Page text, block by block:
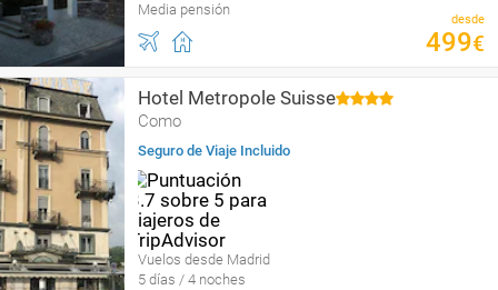
Media pensión
desde
499€
Hotel Metropole Suisse
Como
Seguro de Viaje Incluido
Vuelos desde Madrid
5 días / 4 noches